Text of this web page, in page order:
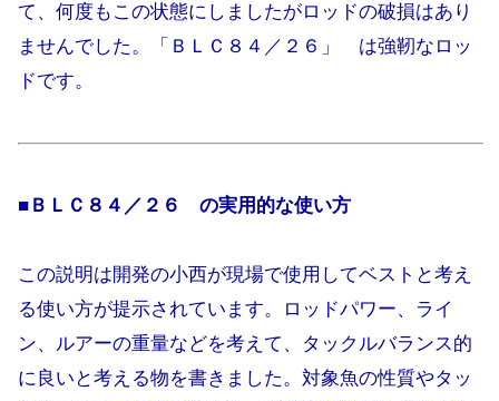
て、何度もこの状態にしましたがロッドの破損はあり
ませんでした。「ＢＬＣ８４／２６」 は強靭なロッ
ドです。
■ ＢＬＣ８４／２６ の実用的な使い方
この説明は開発の小西が現場で使用してベストと考え
る使い方が提示されています。ロッドパワー、ライ
ン、ルアーの重量などを考えて、タックルバランス的
に良いと考える物を書きました。対象魚の性質やタッ